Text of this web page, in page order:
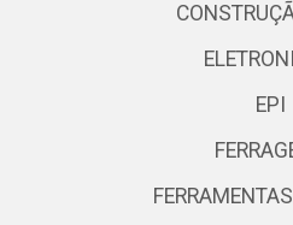
EPI